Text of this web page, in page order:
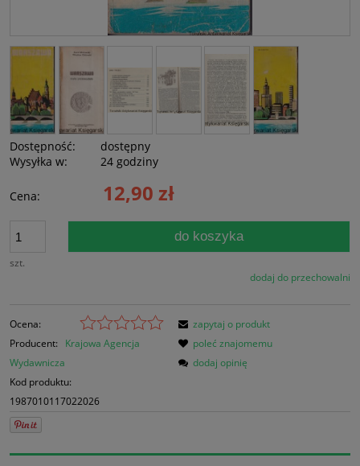
Dostępność:
dostępny
Wysyłka w:
24 godziny
Cena: 12,90 zł
szt.
do koszyka
dodaj do przechowalni
Ocena:
Producent:
Krajowa Agencja
Wydawnicza
Kod produktu:
1987010117022026
zapytaj o produkt
poleć znajomemu
dodaj opinię